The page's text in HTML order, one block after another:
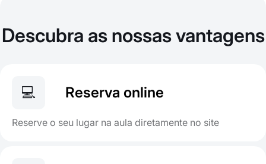
Descubra as nossas vantagens
💻 Reserva online
Reserve o seu lugar na aula diretamente no site